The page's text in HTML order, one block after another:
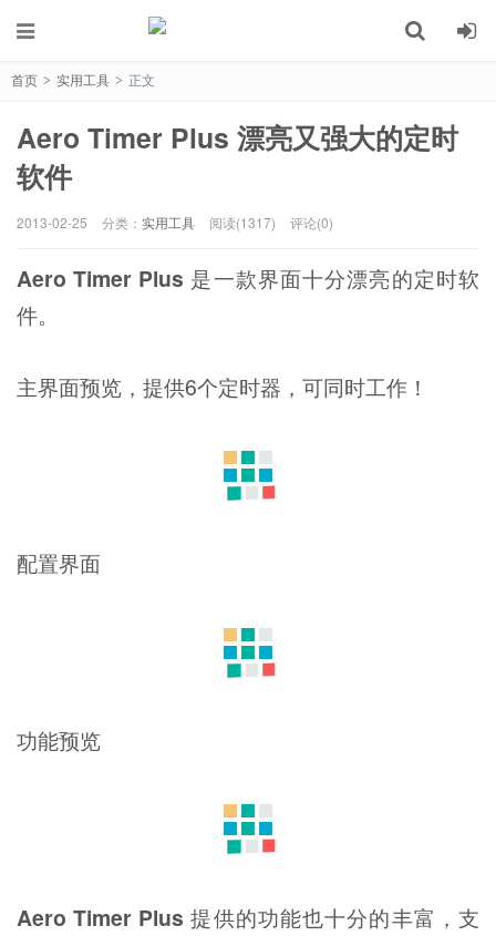
首页 > 实用工具 > 正文
Aero Timer Plus 漂亮又强大的定时
软件
2013-02-25 分类： 实用工具 阅读(1317) 评论(0)
Aero Timer Plus 是一款界面十分漂亮的定时软
件。
主界面预览，提供6个定时器，可同时工作！
配置界面
功能预览
Aero Timer Plus 提供的功能也十分的丰富，支